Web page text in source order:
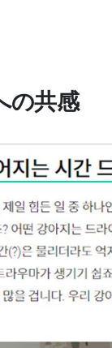
の共感